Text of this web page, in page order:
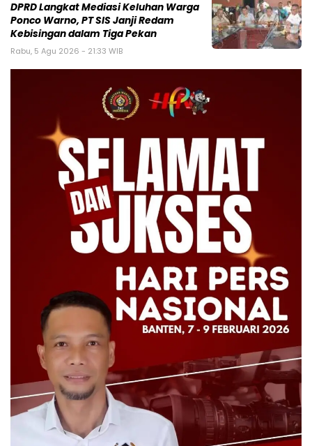
DPRD Langkat Mediasi Keluhan Warga
Ponco Warno, PT SIS Janji Redam
Kebisingan dalam Tiga Pekan
Rabu, 5 Agu 2026 - 21:33 WIB